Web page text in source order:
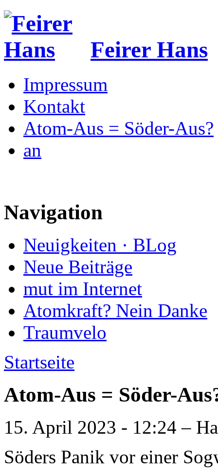
Feirer Hans
Impressum
Kontakt
Atom-Aus = Söder-Aus?
an
Navigation
Neuigkeiten · BLog
Neue Beiträge
mut im Internet
Atomkraft? Nein Danke
Traumvelo
Startseite
Atom-Aus = Söder-
15. April 2023 - 12:24 –
Söders Panik vor einer